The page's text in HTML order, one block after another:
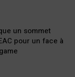
un sommet
pour un face à